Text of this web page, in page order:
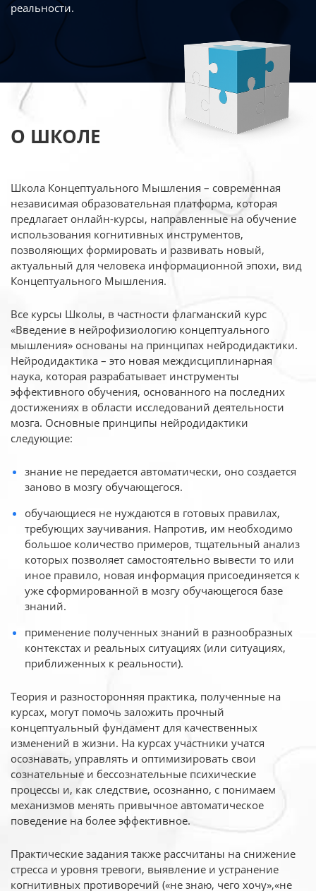
реальности.
О ШКОЛЕ
Школа Концептуального Мышления – современная
независимая образовательная платформа, которая
предлагает онлайн-курсы, направленные на обучение
использования когнитивных инструментов,
позволяющих формировать и развивать новый,
актуальный для человека информационной эпохи, вид
Концептуального Мышления.
Все курсы Школы, в частности флагманский курс
«Введение в нейрофизиологию концептуального
мышления» основаны на принципах нейродидактики.
Нейродидактика – это новая междисциплинарная
наука, которая разрабатывает инструменты
эффективного обучения, основанного на последних
достижениях в области исследований деятельности
мозга. Основные принципы нейродидактики
следующие:
знание не передается автоматически, оно создается
заново в мозгу обучающегося.
обучающиеся не нуждаются в готовых правилах,
требующих заучивания. Напротив, им необходимо
большое количество примеров, тщательный анализ
которых позволяет самостоятельно вывести то или
иное правило, новая информация присоединяется к
уже сформированной в мозгу обучающегося базе
знаний.
применение полученных знаний в разнообразных
контекстах и реальных ситуациях (или ситуациях,
приближенных к реальности).
Теория и разносторонняя практика, полученные на
курсах, могут помочь заложить прочный
концептуальный фундамент для качественных
изменений в жизни. На курсах участники учатся
осознавать, управлять и оптимизировать свои
сознательные и бессознательные психические
процессы и, как следствие, осознанно, с понимаем
механизмов менять привычное автоматическое
поведение на более эффективное.
Практические задания также рассчитаны на снижение
стресса и уровня тревоги, выявление и устранение
когнитивных противоречий («не знаю, чего хочу»,«не